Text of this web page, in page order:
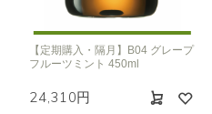
【定期購入・隔月】B04 グレープ
フルーツミント 450ml
24,310円